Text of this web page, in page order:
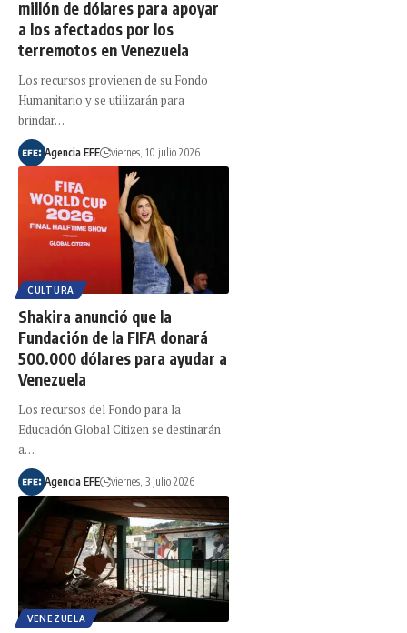
millón de dólares para apoyar
a los afectados por los
terremotos en Venezuela
Los recursos provienen de su Fondo
Humanitario y se utilizarán para
brindar…
Agencia EFE viernes, 10 julio 2026
CULTURA
Shakira anunció que la
Fundación de la FIFA donará
500.000 dólares para ayudar a
Venezuela
Los recursos del Fondo para la
Educación Global Citizen se destinarán
a…
Agencia EFE viernes, 3 julio 2026
VENEZUELA